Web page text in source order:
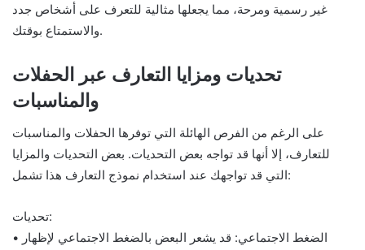
غير رسمية ومرحة، مما يجعلها مثالية للتعرف على أشخاص جدد
والاستمتاع بوقتك.
تحديات ومزايا التعارف عبر الحفلات
والمناسبات
على الرغم من الفرص الهائلة التي توفرها الحفلات والمناسبات
للتعارف، إلا أنها قد تواجه بعض التحديات. بعض التحديات والمزايا
التي قد تواجهك عند استخدام نموذج التعارف هذا تشمل:
تحديات:
• الضغط الاجتماعي: قد يشعر البعض بالضغط الاجتماعي لإظهار